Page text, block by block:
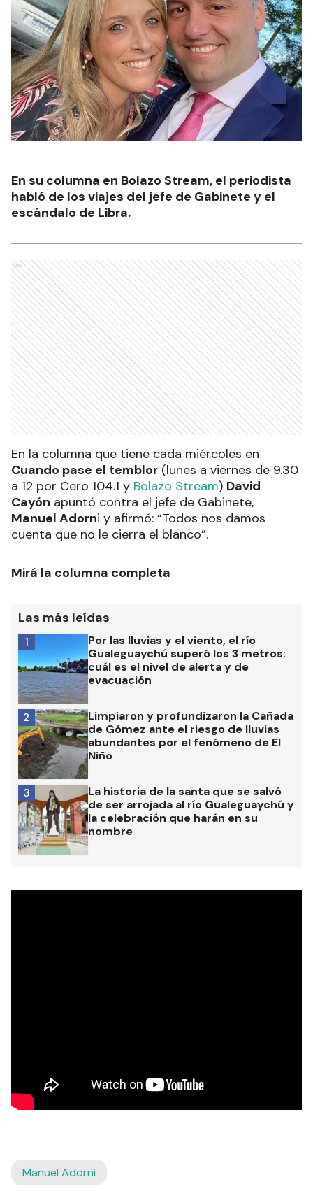
En su columna en Bolazo Stream, el periodista
habló de los viajes del jefe de Gabinete y el
escándalo de Libra.
Ads
En la columna que tiene cada miércoles en
Cuando pase el temblor (lunes a viernes de 9.30
a 12 por Cero 104.1 y Bolazo Stream) David
Cayón apuntó contra el jefe de Gabinete,
Manuel Adorni y afirmó: “Todos nos damos
cuenta que no le cierra el blanco”.
Mirá la columna completa
Las más leídas
Por las lluvias y el viento, el río
Gualeguaychú superó los 3 metros:
cuál es el nivel de alerta y de
evacuación
1
Limpiaron y profundizaron la Cañada
de Gómez ante el riesgo de lluvias
abundantes por el fenómeno de El
Niño
2
La historia de la santa que se salvó
de ser arrojada al río Gualeguaychú y
la celebración que harán en su
nombre
3
Manuel Adorni